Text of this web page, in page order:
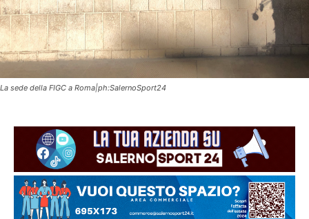
La sede della FIGC a Roma|ph:SalernoSport24